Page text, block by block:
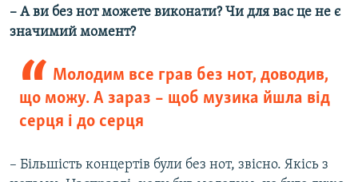
– А ви без нот можете виконати? Чи для вас це не є
значимий момент?
Молодим все грав без нот, доводив,
що можу. А зараз – щоб музика йшла від
серця і до серця
– Більшість концертів були без нот, звісно. Якісь з